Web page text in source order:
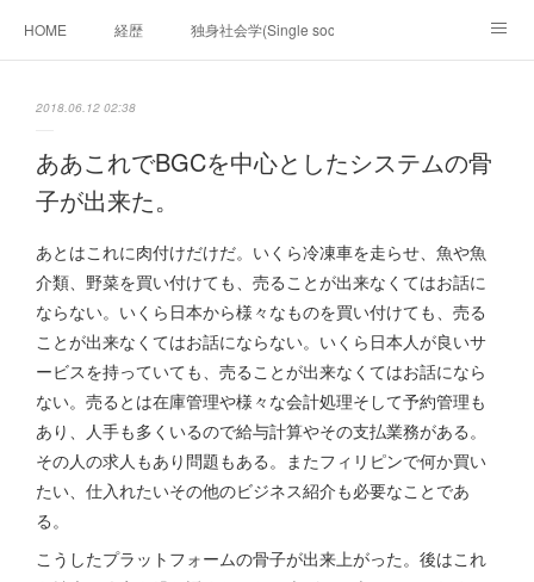
HOME 経歴 独身社会学(Single sociology)と高齢化社会学
移動出来て、工場で作る建物。
「心神の夢想２０２０」 フィリピンマンションは買うべきでは無い理由は全
海外生活の掟
フィリピンの問題点 フィリピンの歴史
フィリピン経済談義 ファッションを考える 漫画
未来２１００研究所他のアイデアマニラ男の手料理 総集編
https://globalclub.amebaownd.com/
2018.06.12 02:38
ああこれでBGCを中心としたシステムの骨
子が出来た。
あとはこれに肉付けだけだ。いくら冷凍車を走らせ、魚や魚
介類、野菜を買い付けても、売ることが出来なくてはお話に
ならない。いくら日本から様々なものを買い付けても、売る
ことが出来なくてはお話にならない。いくら日本人が良いサ
ービスを持っていても、売ることが出来なくてはお話になら
ない。売るとは在庫管理や様々な会計処理そして予約管理も
あり、人手も多くいるので給与計算やその支払業務がある。
その人の求人もあり問題もある。またフィリピンで何か買い
たい、仕入れたいその他のビジネス紹介も必要なことであ
る。
こうしたプラットフォームの骨子が出来上がった。後はこれ